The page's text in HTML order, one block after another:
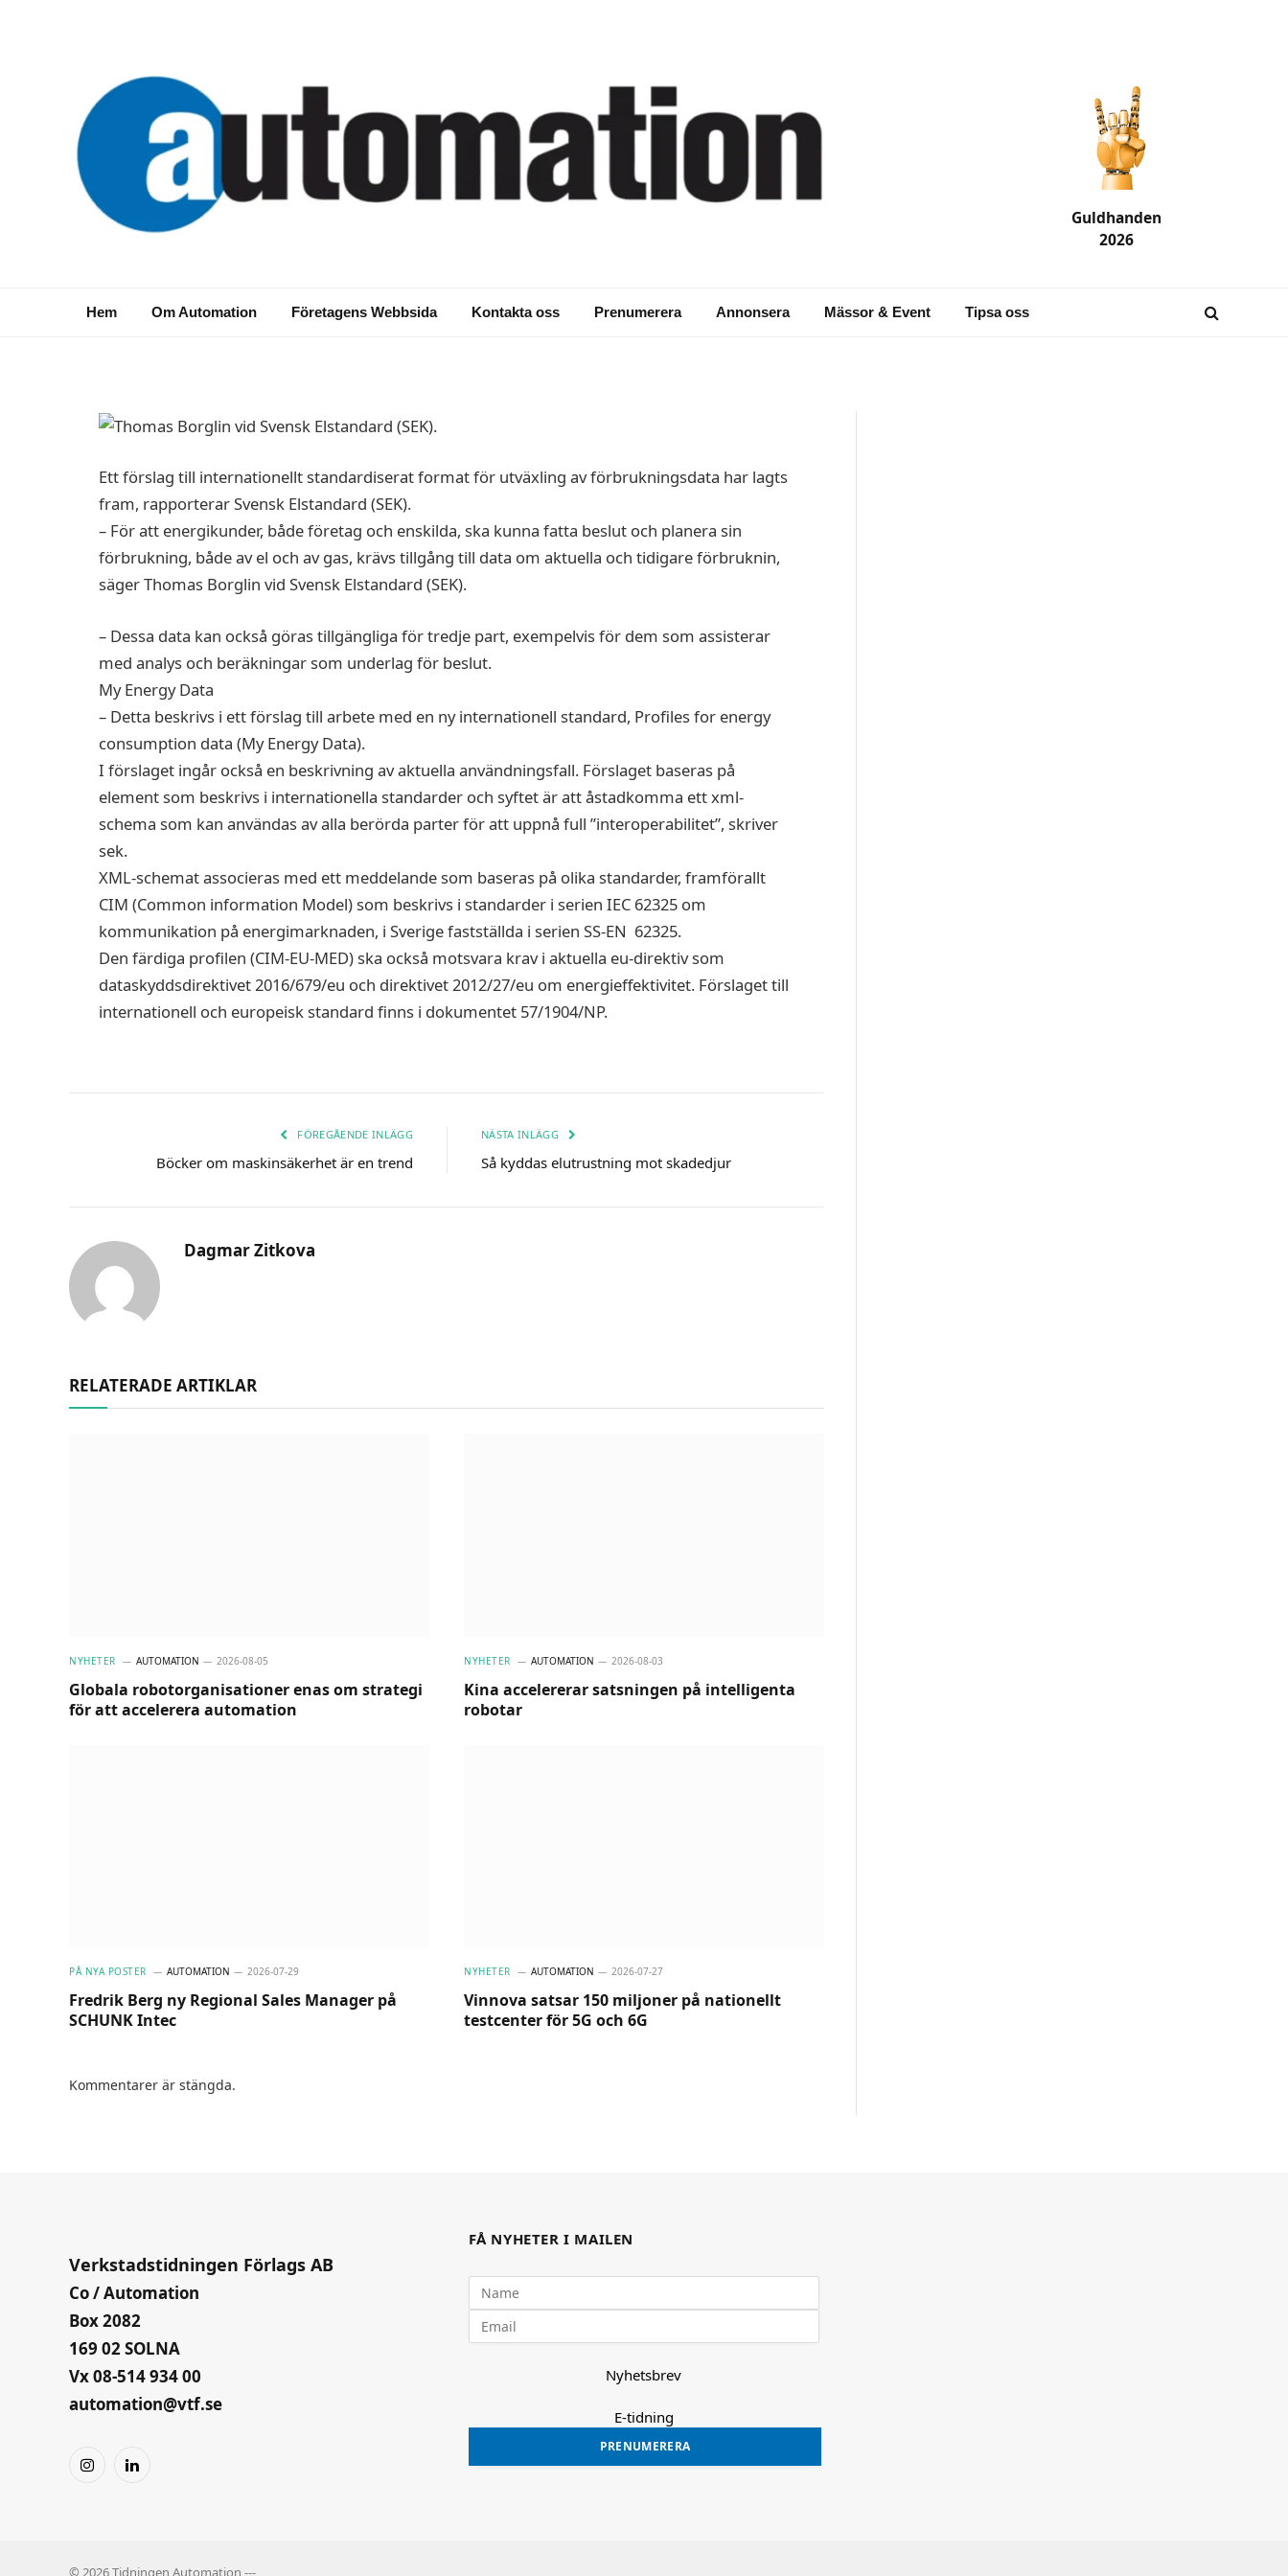
Guldhanden
2026
Hem Om Automation Företagens Webbsida Kontakta oss Prenumerera Annonsera Mässor & Event Tipsa oss
NYHETER
Ett förslag till internationellt standardiserat format för utväxling av förbrukningsdata har lagts
fram, rapporterar Svensk Elstandard (SEK).
– För att energikunder, både företag och enskilda, ska kunna fatta beslut och planera sin
förbrukning, både av el och av gas, krävs tillgång till data om aktuella och tidigare förbruknin,
säger Thomas Borglin vid Svensk Elstandard (SEK).
– Dessa data kan också göras tillgängliga för tredje part, exempelvis för dem som assisterar
med analys och beräkningar som underlag för beslut.
My Energy Data
– Detta beskrivs i ett förslag till arbete med en ny internationell standard, Profiles for energy
consumption data (My Energy Data).
I förslaget ingår också en beskrivning av aktuella användningsfall. Förslaget baseras på
element som beskrivs i internationella standarder och syftet är att åstadkomma ett xml-
schema som kan användas av alla berörda parter för att uppnå full ”interoperabilitet”, skriver
sek.
XML-schemat associeras med ett meddelande som baseras på olika standarder, framförallt
CIM (Common information Model) som beskrivs i standarder i serien IEC 62325 om
kommunikation på energimarknaden, i Sverige fastställda i serien SS-EN 62325.
Den färdiga profilen (CIM-EU-MED) ska också motsvara krav i aktuella eu-direktiv som
dataskyddsdirektivet 2016/679/eu och direktivet 2012/27/eu om energieffektivitet. Förslaget till
internationell och europeisk standard finns i dokumentet 57/1904/NP.
FÖREGÅENDE INLÄGG
Böcker om maskinsäkerhet är en trend
NÄSTA INLÄGG
Så kyddas elutrustning mot skadedjur
Dagmar Zitkova
RELATERADE ARTIKLAR
NYHETER AUTOMATION 2026-08-05
Globala robotorganisationer enas om strategi
för att accelerera automation
NYHETER AUTOMATION 2026-08-03
Kina accelererar satsningen på intelligenta
robotar
PÅ NYA POSTER AUTOMATION 2026-07-29
Fredrik Berg ny Regional Sales Manager på
SCHUNK Intec
NYHETER AUTOMATION 2026-07-27
Vinnova satsar 150 miljoner på nationellt
testcenter för 5G och 6G
Kommentarer är stängda.
Verkstadstidningen Förlags AB
Co / Automation
Box 2082
169 02 SOLNA
Vx 08-514 934 00
automation@vtf.se
InstagramLinkedIn
FÅ NYHETER I MAILEN
Nyhetsbrev
E-tidning
PRENUMERERA
© 2026 Tidningen Automation ---